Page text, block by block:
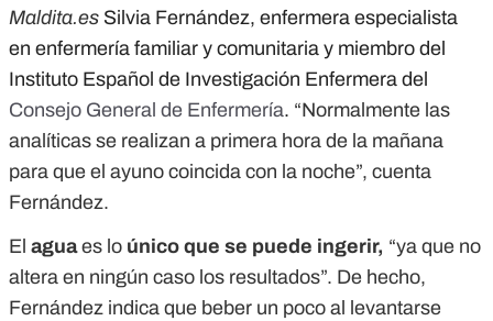
Maldita.es Silvia Fernández, enfermera especialista
en enfermería familiar y comunitaria y miembro del
Instituto Español de Investigación Enfermera del
Consejo General de Enfermería. “Normalmente las
analíticas se realizan a primera hora de la mañana
para que el ayuno coincida con la noche”, cuenta
Fernández.
El aguaes lo único que se puede ingerir, “ya que no
altera en ningún caso los resultados”. De hecho,
Fernández indica que beber un poco al levantarse